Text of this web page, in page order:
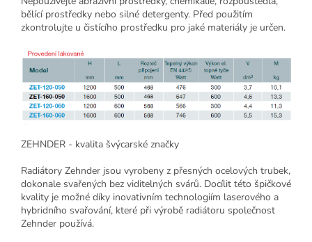
bělící prostředky nebo silné detergenty. Před použitím
zkontrolujte u čistícího prostředku pro jaké materiály je určen.
ZEHNDER - kvalita švýcarské značky
Radiátory Zehnder jsou vyrobeny z přesných ocelových trubek,
dokonale svařených bez viditelných svárů. Docílit této špičkové
kvality je možné díky inovativním technologiím laserového a
hybridního svařování, které při výrobě radiátoru společnost
Zehnder používá.